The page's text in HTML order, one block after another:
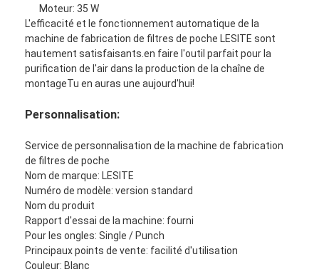
Moteur: 35 W
L'efficacité et le fonctionnement automatique de la
machine de fabrication de filtres de poche LESITE sont
hautement satisfaisants.en faire l'outil parfait pour la
purification de l'air dans la production de la chaîne de
montageTu en auras une aujourd'hui!
Personnalisation:
Service de personnalisation de la machine de fabrication
de filtres de poche
Nom de marque: LESITE
Numéro de modèle: version standard
Nom du produit
Rapport d'essai de la machine: fourni
Pour les ongles: Single / Punch
Principaux points de vente: facilité d'utilisation
Couleur: Blanc